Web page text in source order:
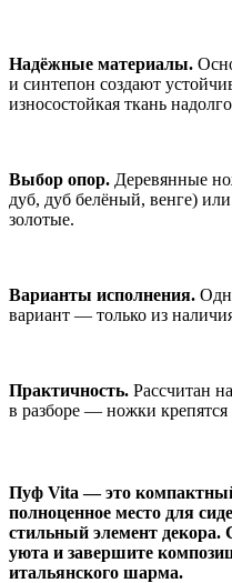
Надёжные материалы.
и синтепон создают
износостойкая ткань
Выбор опор. Деревянные
дуб, дуб белёный, венге)
золотые.
Варианты исполнения.
вариант — только из
Практичность. Рассчитан
в разборе — ножки крепятся
Пуф Vita — это
полноценное место для
стильный элемент декора.
уюта и завершите
итальянского шарма.